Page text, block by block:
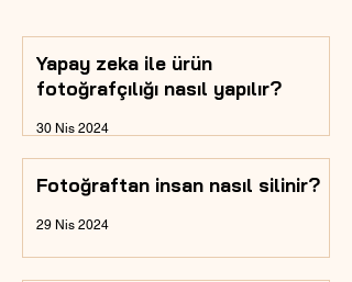
Yapay zeka ile ürün
fotoğrafçılığı nasıl yapılır?
30 Nis 2024
Fotoğraftan insan nasıl silinir?
29 Nis 2024